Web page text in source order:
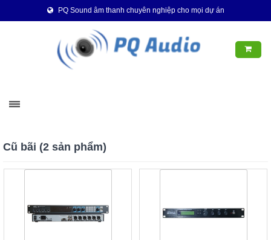
PQ Sound âm thanh chuyên nghiệp cho mọi dự án
Cũ bãi (2 sản phẩm)